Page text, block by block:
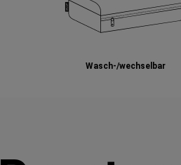
Wasch-/wechselbar